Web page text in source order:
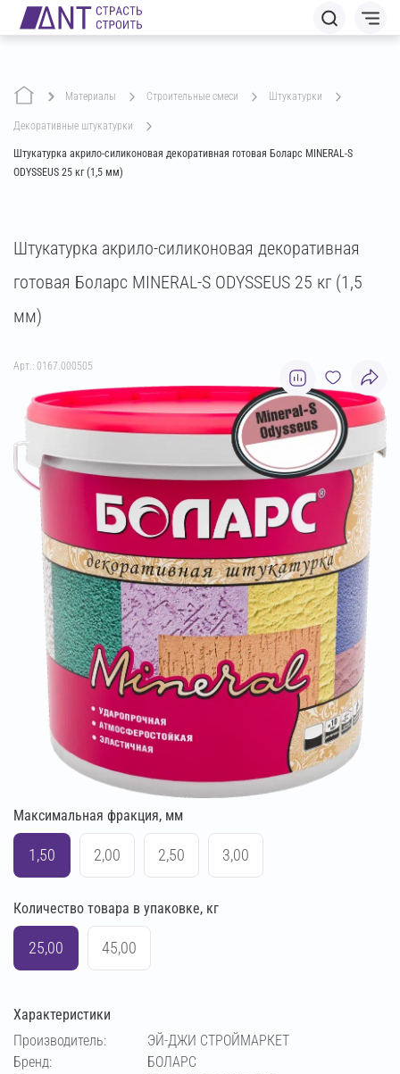
Материалы строительные смеси штукатурки
декоративные штукатурки
Штукатурка акрило-силиконовая декоративная готовая Боларс MINERAL-S
ODYSSEUS 25 кг (1,5 мм)
Штукатурка акрило-силиконовая декоративная
готовая Боларс MINERAL-S ODYSSEUS 25 кг (1,5
мм)
Арт.: 0167.000505
Максимальная фракция, мм
1,50 2,00 2,50 3,00
Количество товара в упаковке, кг
25,00 45,00
Характеристики
Производитель:
ЭЙ-ДЖИ СТРОЙМАРКЕТ
Бренд:
БОЛАРС